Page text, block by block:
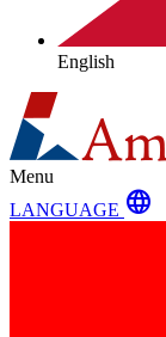
English
Menu
LANGUAGE language